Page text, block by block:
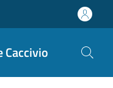
Caccivio